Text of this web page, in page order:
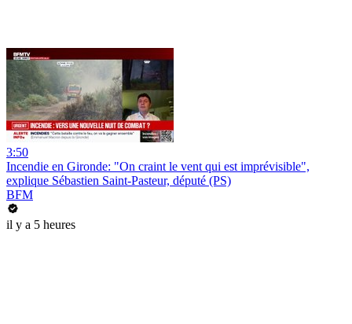
3:50
Incendie en Gironde: "On craint le vent qui est imprévisible",
explique Sébastien Saint-Pasteur, député (PS)
BFM
il y a 5 heures